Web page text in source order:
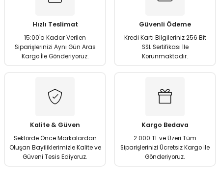
Ürün resmi kalitesiz, bozuk veya görüntülenemiyor.
Ürün fiyatı diğer sitelerden daha pahalı.
Bu ürüne benzer farklı alternatifler olmalı.
Hızlı Teslimat
15:00'a Kadar Verilen
Siparişlerinizi Aynı Gün Aras
Kargo İle Gönderiyoruz.
Güvenli Ödeme
Kredi Kartı Bilgileriniz 256 Bit
SSL Sertifikası İle
Korunmaktadır.
Kalite & Güven
Sektörde Önce Markalardan
Oluşan Bayiliklerimizle Kalite ve
Güveni Tesis Ediyoruz.
Kargo Bedava
2.000 TL ve Üzeri Tüm
Siparişlerinizi Ücretsiz Kargo İle
Gönderiyoruz.